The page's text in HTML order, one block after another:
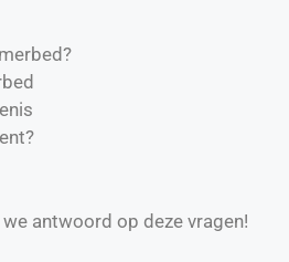
antwoord op deze vragen!